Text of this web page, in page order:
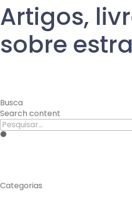
Artigos,
sobre
Busca
Search content
Categorias